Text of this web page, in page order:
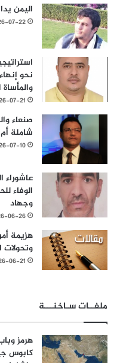
اليمن
07-22
نحو
والمأساة
07-21
صنعاء
شاملة
07-10
عاشوراء
الوفاء
وجهاد
06-26
هزيمة
وتحولات
06-21
ملفــات سـاخنـــة
هرمز
كابوس